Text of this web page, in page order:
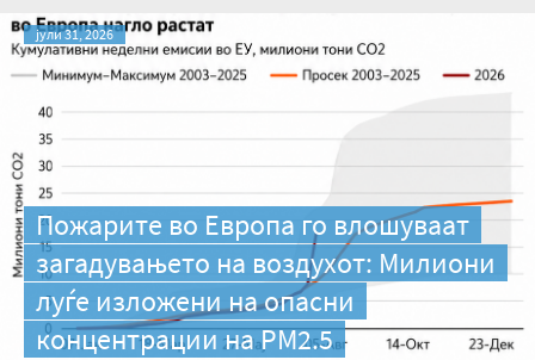
јули 31, 2026
Пожарите во Европа го влошуваат
загадувањето на воздухот: Милиони
луѓе изложени на опасни
концентрации на PM2.5